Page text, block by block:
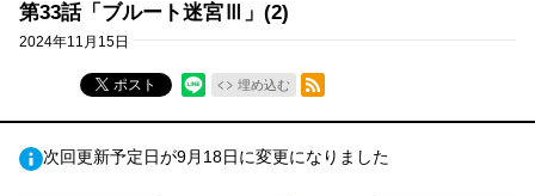
第33話「ブルート迷宮Ⅲ」(2)
2024年11月15日
ポスト 埋め込む
RSSフィード
次回更新予定日が9月18日に変更になりました